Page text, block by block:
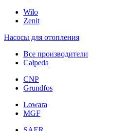
Wilo
Zenit
Насосы для отопления
Все производители
Calpeda
CNP
Grundfos
Lowara
MGF